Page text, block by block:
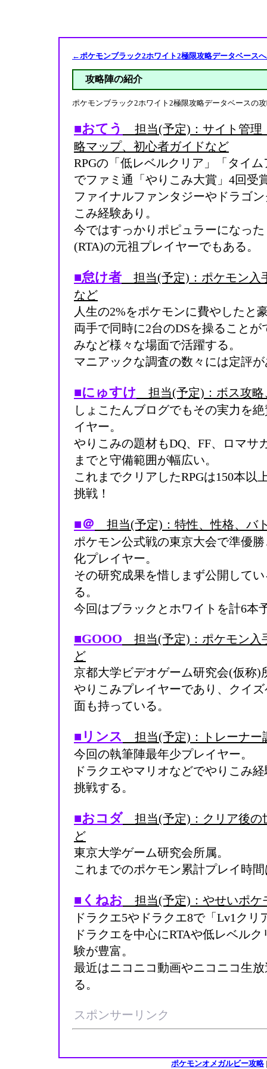
←ポケモンブラック2ホワイト2極限攻略データベース
攻略陣の紹介
ポケモンブラック2ホワイト2極限攻略データベースの
■おてう
担当(予定)：サイト管理
略マップ、初心者ガイドなど
RPGの「低レベルクリア」「タイ
でファミ通「やりこみ大賞」4回受
ファイナルファンタジーやドラゴ
こみ経験あり。
今ではすっかりポピュラーになっ
(RTA)の元祖プレイヤーでもある。
■怠け者 担当(予定)：ポケモン入
など
人生の2%をポケモンに費やしたと
両手で同時に2台のDSを操ること
みなど様々な場面で活躍する。
マニアックな調査の数々には定評
■にゅすけ 担当(予定)：ボス攻略
しょこたんブログでもその実力を
イヤー。
やりこみの題材もDQ、FF、ロマサ
までと守備範囲が幅広い。
これまでクリアしたRPGは150本以
挑戦！
■＠ 担当(予定)：特性、性格、バ
ポケモン公式戦の東京大会で準優
化プレイヤー。
その研究成果を惜しまず公開して
る。
今回はブラックとホワイトを計6本
■GOOO 担当(予定)：ポケモン入
ど
京都大学ビデオゲーム研究会(仮称)
やりこみプレイヤーであり、クイ
面も持っている。
■リンス
担当(予定)：トレーナー
今回の執筆陣最年少プレイヤー。
ドラクエやマリオなどでやりこみ
挑戦する。
■おコダ 担当(予定)：クリア後の
ど
東京大学ゲーム研究会所属。
これまでのポケモン累計プレイ時
■くねお 担当(予定)：やせいポケ
ドラクエ5やドラクエ8で「Lv1クリ
ドラクエを中心にRTAや低レベル
験が豊富。
最近はニコニコ動画やニコニコ生
る。
スポンサーリンク
ポケモンオメガルビー攻略